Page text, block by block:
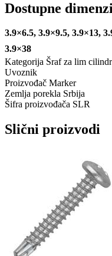
Dostupne
3.9×6.5, 3.9×9.5, 3.9×13,
3.9×38
Kategorija Šraf za lim
Uvoznik
Proizvođač Marker
Zemlja porekla Srbija
Šifra proizvođača SLR
Slični proizvodi